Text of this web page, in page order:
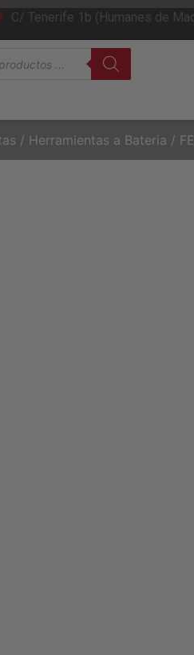
C/ Tenerife 1b (Humanes de
/ Herramientas a Bateria /